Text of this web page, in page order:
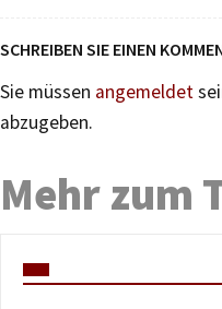
SCHREIBEN SIE EINEN
Sie müssen angemeldet
abzugeben.
Mehr zum